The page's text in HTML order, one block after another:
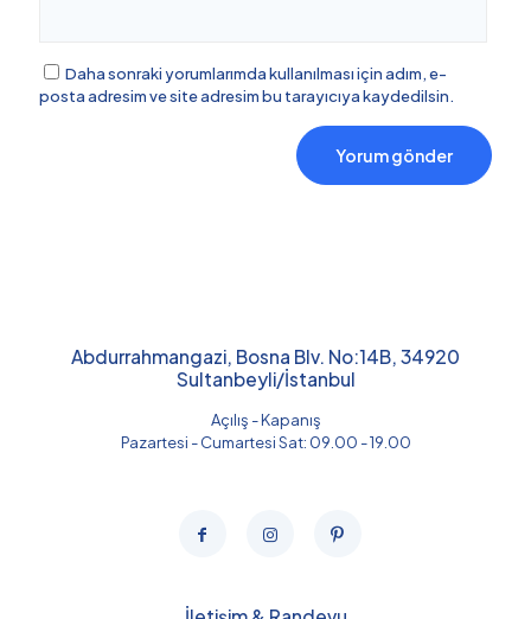
Daha sonraki yorumlarımda kullanılması için adım, e-
posta adresim ve site adresim bu tarayıcıya kaydedilsin.
Abdurrahmangazi, Bosna Blv. No:14B, 34920
Sultanbeyli/İstanbul
Açılış - Kapanış
Pazartesi - Cumartesi Sat: 09.00 - 19.00